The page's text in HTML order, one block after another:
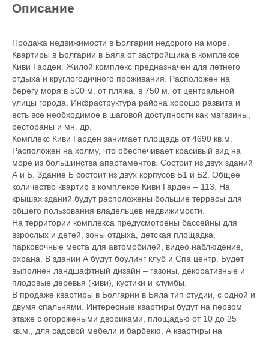
Описание
Продажа недвижимости в Болгарии недорого на море.
Квартиры в Болгарии в Бяла от застройщика в комплексе
Киви Гарден. Жилой комплекс предназначен для летнего
отдыха и круглогодичного проживания. Расположен на
берегу моря в 500 м. от пляжа, в 750 м. от центральной
улицы города. Инфраструктура района хорошо развита и
есть все необходимое в шаговой доступности как магазины,
рестораны и мн. др.
Комплекс Киви Гарден занимает площадь от 4690 кв.м.
Расположен на холму, что обеспечивает красивый вид на
море из большинства апартаментов. Состоит из двух зданий
А и Б. Здание Б состоит из двух корпусов Б1 и Б2. Общeе
количество квартир в комплексе Киви Гарден – 113. На
крышах зданий будут расположены большие террасы для
общего пользования владельцев недвижимости.
На территории комплекса предусмотрены бассейны для
взрослых и детей, зоны отдыха, детская площадка,
парковочные места для автомобилей, видео наблюдение,
охрана. В здании А будут боулинг клуб и Спа центр. Будет
выполнен ландшафтный дизайн – газоны, декоративные и
плодовые деревья (киви), кустики и клумбы.
В продаже квартиры в Болгарии в Бяла тип студии, с одной и
двумя спальнями. Интересные квартиры будут на первом
этаже с огорожеными двориками, площадью от 10 до 25
кв.м., для садовой мебели и барбекю. А квартиры на